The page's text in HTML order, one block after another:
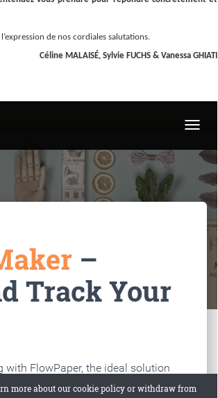
de nos cordiales salutations.
Céline MALAISÉ, Sylvie FUCHS & Vanessa GHIATI